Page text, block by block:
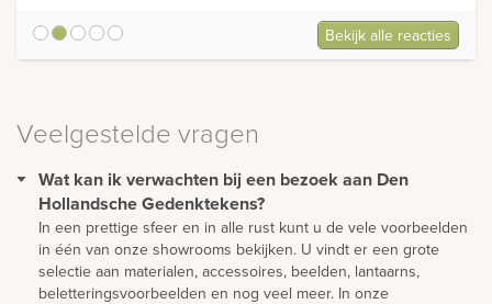
Bekijk alle reacties
Veelgestelde vragen
Wat kan ik verwachten bij een bezoek aan Den
Hollandsche Gedenktekens?
In een prettige sfeer en in alle rust kunt u de vele voorbeelden
in één van onze showrooms bekijken. U vindt er een grote
selectie aan materialen, accessoires, beelden, lantaarns,
beletteringsvoorbeelden en nog veel meer. In onze